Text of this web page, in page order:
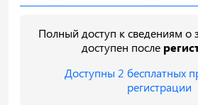
Полный доступ к сведениям о
доступен после
Доступны 2 бесплатных
регистрации